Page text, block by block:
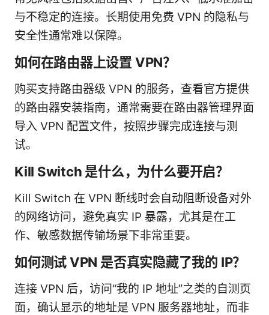
与不稳定的连接。长期使用免费 VPN 的隐私与
安全性通常难以保障。
如何在路由器上设置 VPN？
购买支持路由器级 VPN 的服务，查看官方提供
的路由器安装指南，通常需要在路由器管理界面
导入 VPN 配置文件，按照步骤完成连接与测
试。
Kill Switch 是什么，为什么要开启？
Kill Switch 在 VPN 断线时会自动阻断设备对外
的网络访问，避免真实 IP 暴露，尤其是在工
作、敏感数据传输场景下非常重要。
如何测试 VPN 是否真实隐藏了我的 IP？
连接 VPN 后，访问“我的 IP 地址”之类的自测页
面，确认显示的地址是 VPN 服务器地址，而非